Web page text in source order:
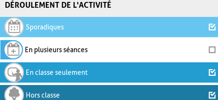
DÉROULEMENT DE L'ACTIVITÉ
Sporadiques
En plusieurs séances
En classe seulement
Hors classe